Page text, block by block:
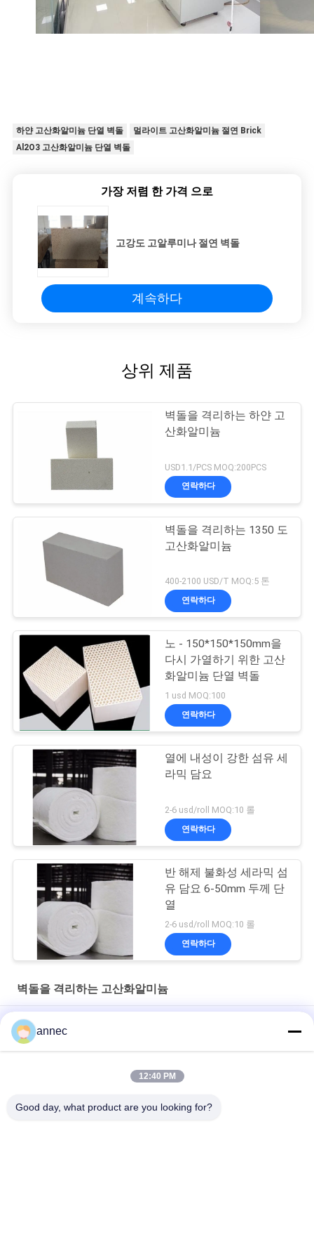
하얀 고산화알미늄 단열 벽돌
멀라이트 고산화알미늄 절연 Brick
Al2O3 고산화알미늄 단열 벽돌
가장 저렴 한 가격 으로
고강도 고알루미나 절연 벽돌
계속하다
상위 제품
벽돌을 격리하는 하얀 고
산화알미늄
USD1.1/PCS MOQ:200PCS
연락하다
벽돌을 격리하는 1350 도
고산화알미늄
400-2100 USD/T MOQ:5 톤
연락하다
노 - 150*150*150mm을
다시 가열하기 위한 고산
화알미늄 단열 벽돌
1 usd MOQ:100
연락하다
열에 내성이 강한 섬유 세
라믹 담요
2-6 usd/roll MOQ:10 롤
연락하다
반 해제 불화성 세라믹 섬
유 담요 6-50mm 두께 단
열
2-6 usd/roll MOQ:10 롤
연락하다
벽돌을 격리하는 고산화알미늄
JM 26 가벼운 무게의 고온 오븐, 오븐 및 오븐용 멀라이트 단열 벽
돌
annec
12:40 PM
Good day, what product are you looking for?